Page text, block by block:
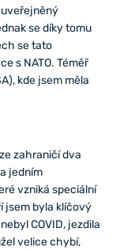
se díky tomu
se tato
s NATO. Téměř
kde jsem měla
zahraničí dva
jedním
vzniká speciální
jsem byla klíčový
COVID, jezdila
velice chybí,